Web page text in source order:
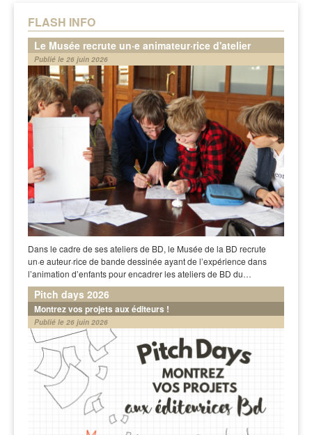
FLASH INFO
Le Musée recrute un·e animateur·rice d'atelier
Publié le 26 juin 2026
Dans le cadre de ses ateliers de BD, le Musée de la BD recrute
un·e auteur·rice de bande dessinée ayant de l’expérience dans
l’animation d’enfants pour encadrer les ateliers de BD du…
Pitch days 2026
Montrez vos projets aux éditeurs !
Publié le 26 juin 2026